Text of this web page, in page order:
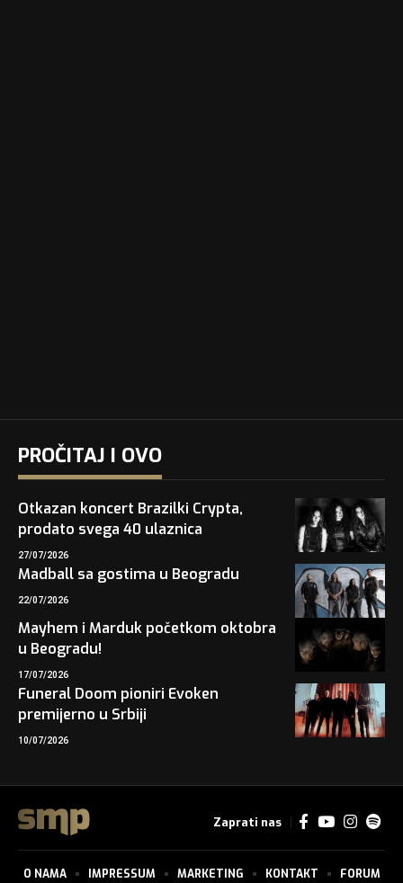
PROČITAJ I OVO
Otkazan koncert Brazilki Crypta,
prodato svega 40 ulaznica
27/07/2026
Madball sa gostima u Beogradu
22/07/2026
Mayhem i Marduk početkom oktobra
u Beogradu!
17/07/2026
Funeral Doom pioniri Evoken
premijerno u Srbiji
10/07/2026
Zaprati nas
O NAMA IMPRESSUM MARKETING KONTAKT FORUM